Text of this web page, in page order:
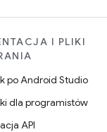
I PLIKI
po Android Studio
dla programistów
API